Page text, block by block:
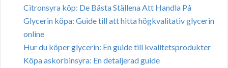
Citronsyra köp: De Bästa Ställena Att Handla På
Glycerin köpa: Guide till att hitta högkvalitativ glycerin
online
Hur du köper glycerin: En guide till kvalitetsprodukter
Köpa askorbinsyra: En detaljerad guide